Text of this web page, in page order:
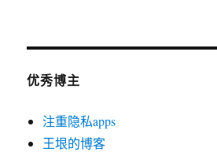
优秀博主
注重隐私apps
王垠的博客